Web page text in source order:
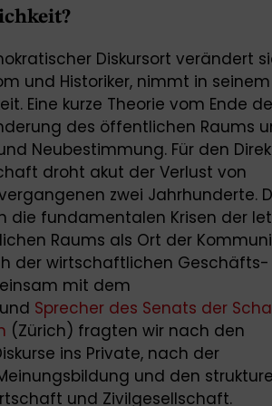
Diskursort verändert
und Historiker, nimmt in seinem
Eine kurze Theorie vom Ende
des öffentlichen Raums
Neubestimmung. Für den
droht akut der Verlust von
zwei Jahrhunderte.
die fundamentalen Krisen der
Raums als Ort der
der wirtschaftlichen
mit dem
Sprecher des Senats der
(Zürich) fragten wir nach den
ins Private, nach der
und den
und Zivilgesellschaft.